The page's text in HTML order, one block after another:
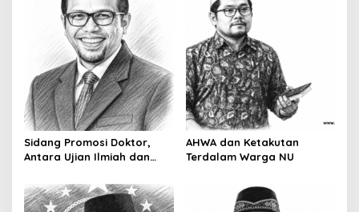
Sidang Promosi Doktor,
Antara Ujian Ilmiah dan
AHWA dan Ketakutan
Terdalam Warga NU